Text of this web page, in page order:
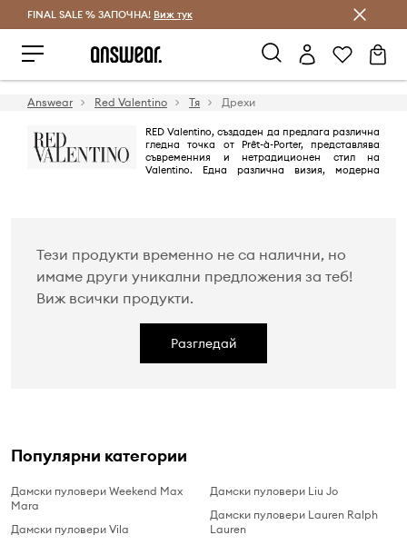
Спестявай с Answear Club
FINAL SALE % ЗАПОЧНА! Виж тук
Answear Red Valentino Тя Дрехи
RED Valentino, създаден да предлага различна
гледна точка от Prêt-à-Porter, представлява
съвременния и нетрадиционен стил на
Valentino. Една различна визия, модерна
Тези продукти временно не са налични, но
имаме други уникални предложения за теб!
Виж всички продукти.
Разгледай
Популярни категории
Дамски пуловери Weekend Max
Mara
Дамски пуловери Vila
Дамски пуловери Liu Jo
Дамски пуловери Lauren Ralph
Lauren